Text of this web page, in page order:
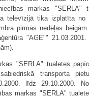
markas "SERLA"
televīzijā tika izplatīta no
pirmās nedēļas
"AGE""
"SERLA" tualetes
transporta
līdz 29.10.2000.
markas "SERLA"